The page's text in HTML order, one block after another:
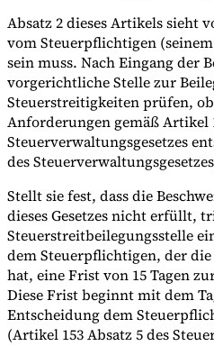
Absatz 2 dieses Artikels sieht
vom Steuerpflichtigen
sein muss. Nach Eingang der
vorgerichtliche Stelle zur
Steuerstreitigkeiten prüfen,
Anforderungen gemäß Artikel
Steuerverwaltungsgesetzes
des
Stellt sie fest, dass die
dieses Gesetzes nicht erfüllt,
Steuerstreitbeilegungsstelle
dem Steuerpflichtigen, der
hat, eine Frist von 15 Tagen
Diese Frist beginnt mit dem
Entscheidung dem
(Artikel 153 Absatz 5 des